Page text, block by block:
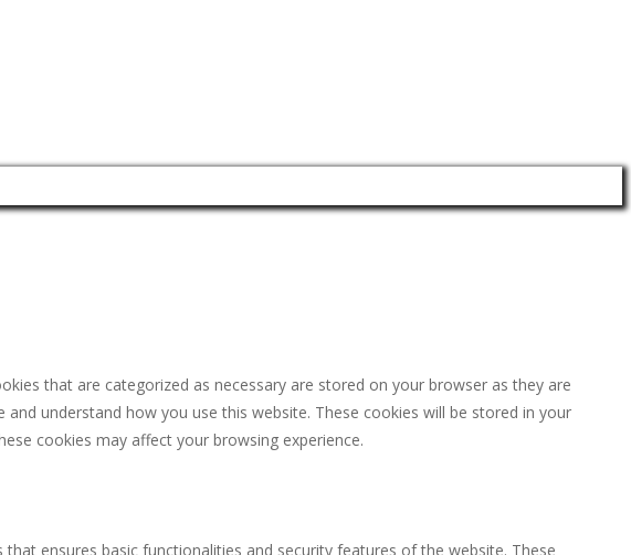
that are categorized as necessary are stored on your browser as they are
understand how you use this website. These cookies will be stored in your
cookies may affect your browsing experience.
ensures basic functionalities and security features of the website. These